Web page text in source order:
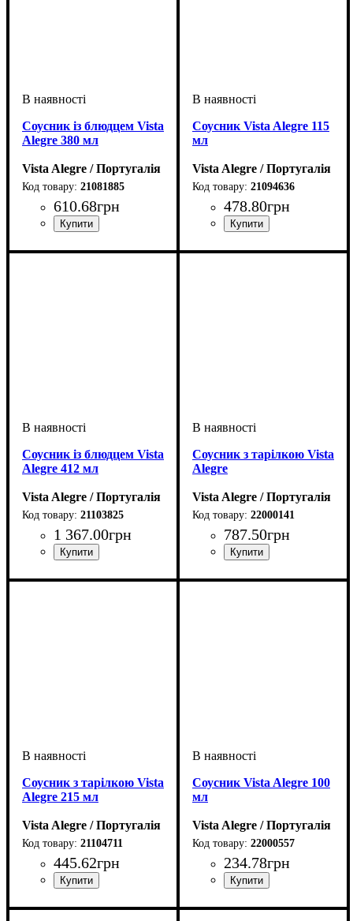
Соусник із блюдцем Vista
Alegre 380 мл
Vista Alegre / Португалія
21081885
610.68грн
Соусник Vista Alegre 115
мл
Vista Alegre / Португалія
21094636
478.80грн
Соусник із блюдцем Vista
Alegre 412 мл
Vista Alegre / Португалія
21103825
1 367.00грн
Соусник з тарілкою Vista
Alegre
Vista Alegre / Португалія
22000141
787.50грн
Соусник з тарілкою Vista
Alegre 215 мл
Vista Alegre / Португалія
21104711
445.62грн
Соусник Vista Alegre 100
мл
Vista Alegre / Португалія
22000557
234.78грн